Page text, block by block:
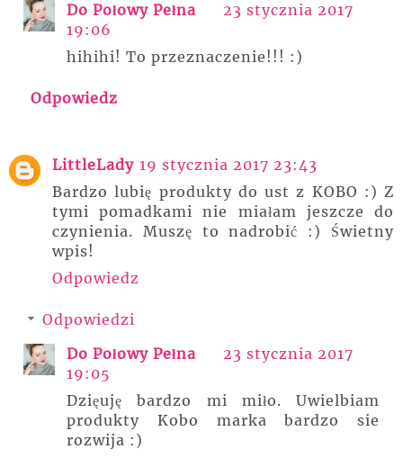
Do Połowy Pełna
23 stycznia 2017
19:06
hihihi! To przeznaczenie!!! :)
Odpowiedz
LittleLady 19 stycznia 2017 23:43
Bardzo lubię produkty do ust z KOBO :) Z
tymi pomadkami nie miałam jeszcze do
czynienia. Muszę to nadrobić :) Świetny
wpis!
Odpowiedz
Odpowiedzi
Do Połowy Pełna
23 stycznia 2017
19:05
Dzięuję bardzo mi miło. Uwielbiam
produkty Kobo marka bardzo sie
rozwija :)